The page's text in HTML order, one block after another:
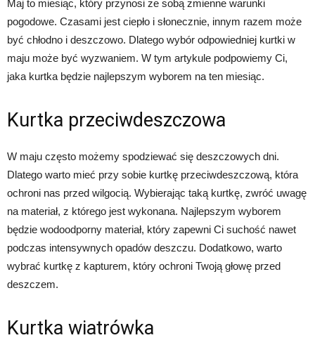
Maj to miesiąc, który przynosi ze sobą zmienne warunki
pogodowe. Czasami jest ciepło i słonecznie, innym razem może
być chłodno i deszczowo. Dlatego wybór odpowiedniej kurtki w
maju może być wyzwaniem. W tym artykule podpowiemy Ci,
jaka kurtka będzie najlepszym wyborem na ten miesiąc.
Kurtka przeciwdeszczowa
W maju często możemy spodziewać się deszczowych dni.
Dlatego warto mieć przy sobie kurtkę przeciwdeszczową, która
ochroni nas przed wilgocią. Wybierając taką kurtkę, zwróć uwagę
na materiał, z którego jest wykonana. Najlepszym wyborem
będzie wodoodporny materiał, który zapewni Ci suchość nawet
podczas intensywnych opadów deszczu. Dodatkowo, warto
wybrać kurtkę z kapturem, który ochroni Twoją głowę przed
deszczem.
Kurtka wiatrówka